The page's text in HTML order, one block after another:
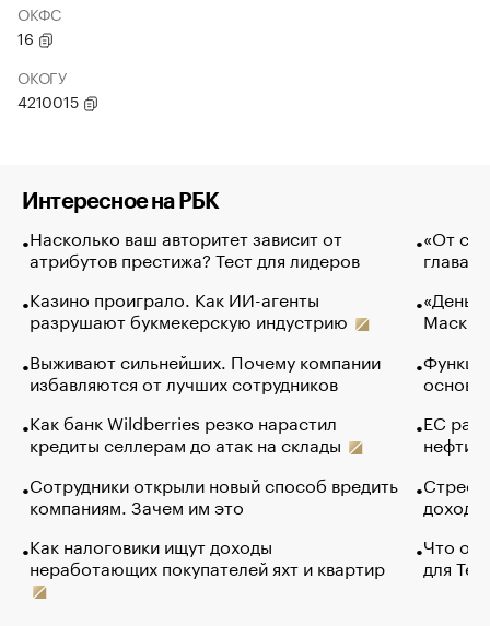
ОКФС
16
ОКОГУ
4210015
Интересное на РБК
Насколько ваш авторитет зависит от
атрибутов престижа? Тест для лидеров
Казино проиграло. Как ИИ-агенты
разрушают букмекерскую индустрию
Выживают сильнейших. Почему компании
избавляются от лучших сотрудников
Как банк Wildberries резко нарастил
кредиты селлерам до атак на склады
Сотрудники открыли новый способ вредить
компаниям. Зачем им это
Как налоговики ищут доходы
неработающих покупателей яхт и квартир
«От
глава
Маск в
основ
ЕС
нефти
Что
для